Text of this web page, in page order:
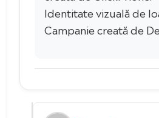
Identitate vizuală de
Campanie creată de